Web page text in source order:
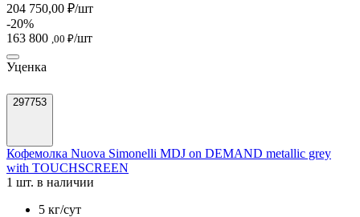
204 750,00 ₽/шт
-20%
163 800 ,00 ₽/шт
Уценка
297753
Кофемолка Nuova Simonelli MDJ on DEMAND metallic grey
with TOUCHSCREEN
1 шт. в наличии
5 кг/сут